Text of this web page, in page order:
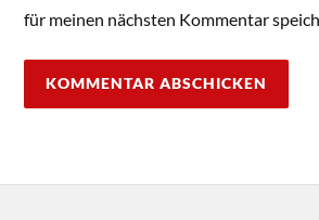
für meinen nächsten Kommentar